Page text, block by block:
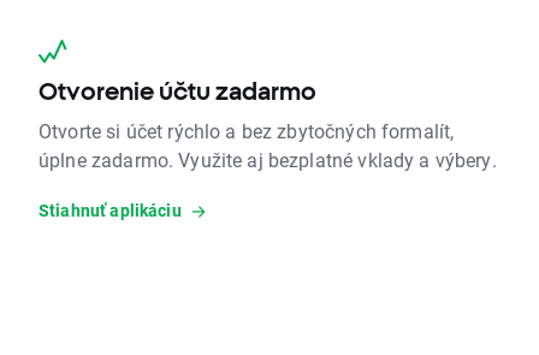
Otvorenie účtu zadarmo
Otvorte si účet rýchlo a bez zbytočných formalít,
úplne zadarmo. Využite aj bezplatné vklady a výbery.
Stiahnuť aplikáciu